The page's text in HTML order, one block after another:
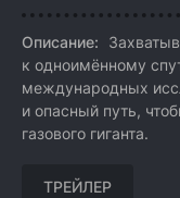
Описание:
к одноимённому
международных
и опасный путь,
газового гиганта.
ТРЕЙЛЕР